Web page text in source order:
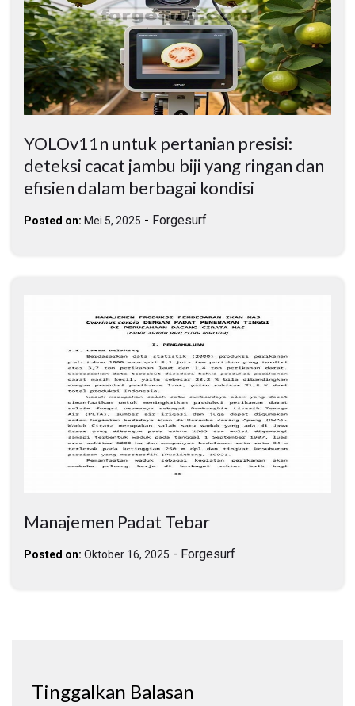
YOLOv11n untuk pertanian presisi:
deteksi cacat jambu biji yang ringan dan
efisien dalam berbagai kondisi
Posted on: Mei 5, 2025 - Forgesurf
Manajemen Padat Tebar
Posted on: Oktober 16, 2025 - Forgesurf
Tinggalkan Balasan